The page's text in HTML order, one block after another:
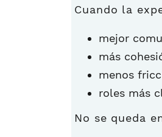
Cuando la
mejor
más
menos
roles más
No se queda